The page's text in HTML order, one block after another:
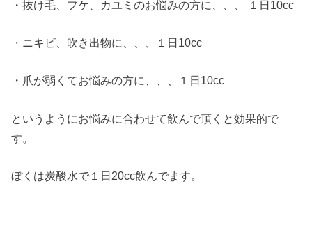
・抜け毛、フケ、カユミのお悩みの方に、、、 １日10cc
・ニキビ、吹き出物に、、、１日10cc
・爪が弱くてお悩みの方に、、、１日10cc
というようにお悩みに合わせて飲んで頂くと効果的で
す。
ぼくは炭酸水で１日20cc飲んでます。